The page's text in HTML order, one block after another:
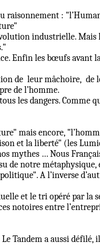
raisonnement :
industrielle.
Enfin les bœufs avant
de leur mâchoire, de
de l’homme.
les dangers. Comme
mais encore,
et la liberté" (les
mythes … Nous
de notre
A l’inverse
et le tri opéré par la
notoires entre
Le Tandem a aussi défilé,